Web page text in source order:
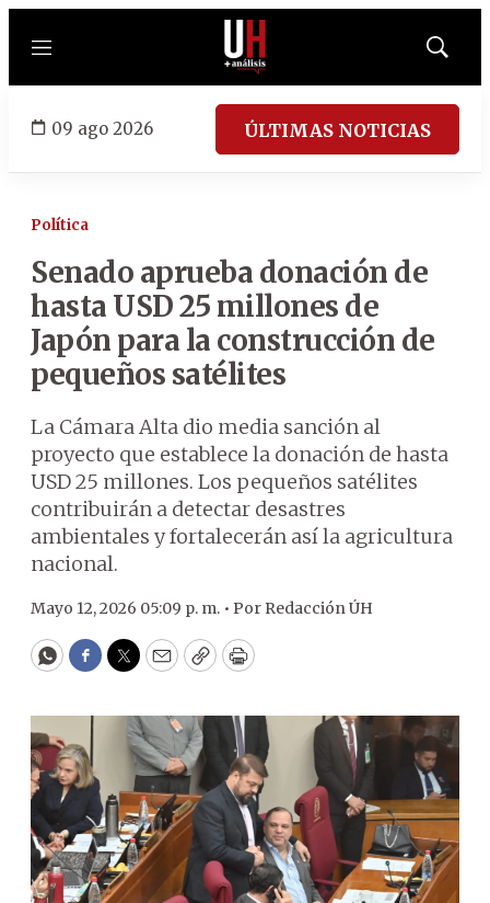
Menú
Mostrar
09 ago 2026 ÚLTIMAS NOTICIAS
Política
Senado aprueba donación de
hasta USD 25 millones de
Japón para la construcción de
pequeños satélites
La Cámara Alta dio media sanción al
proyecto que establece la donación de hasta
USD 25 millones. Los pequeños satélites
contribuirán a detectar desastres
ambientales y fortalecerán así la agricultura
nacional.
Mayo 12, 2026 05:09 p. m. • Por Redacción ÚH
WhatsApp
Facebook
Twitter
EmailCopyPrint